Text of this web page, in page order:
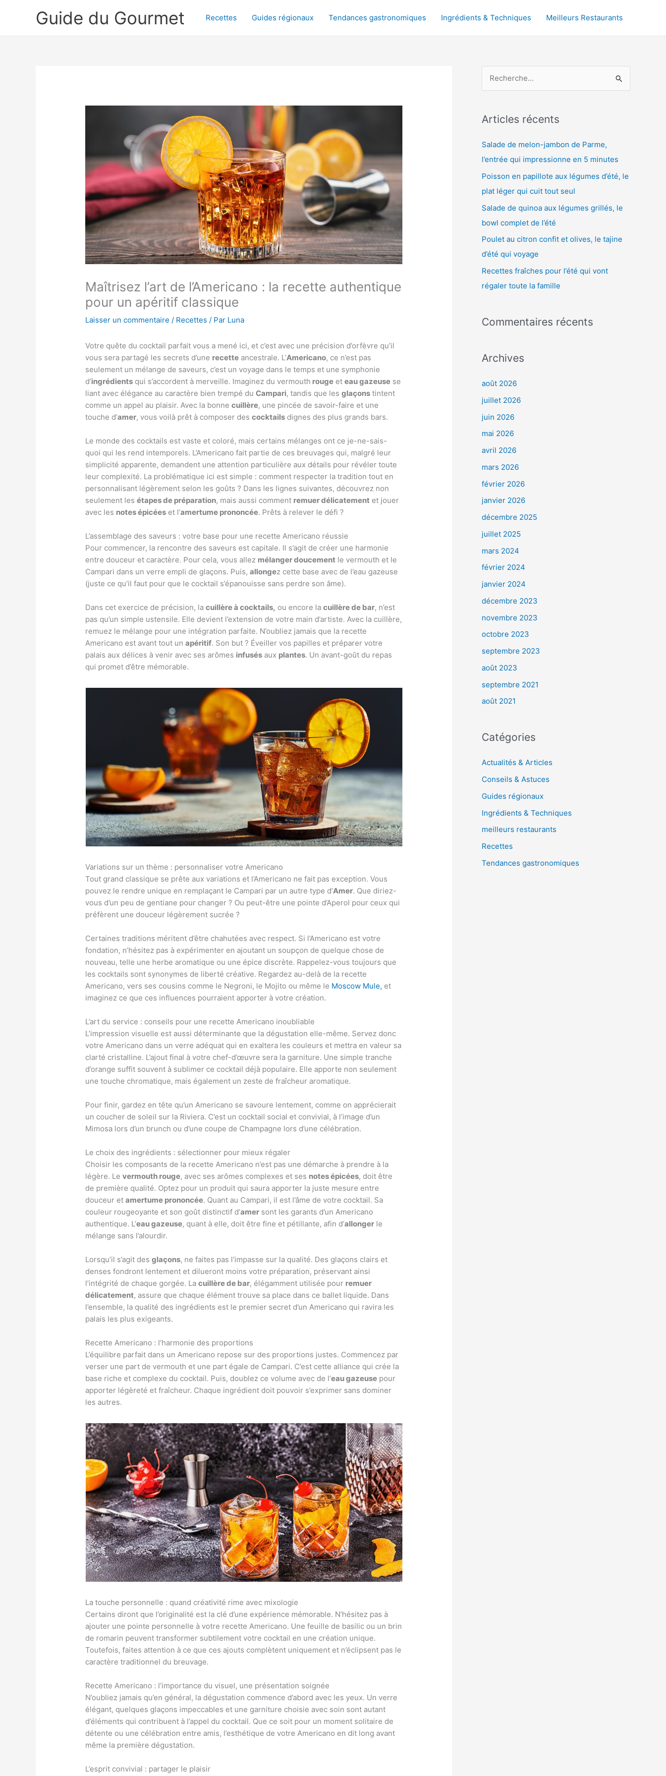
Guide du Gourmet Recettes Guides régionaux Tendances gastronomiques Ingrédients & Techniques Meilleurs Restaurants
Maîtrisez l’art de l’Americano : la recette authentique
pour un apéritif classique
Laisser un commentaire / Recettes / Par Luna
Votre quête du cocktail parfait vous a mené ici, et c’est avec une précision d’orfèvre qu’il
vous sera partagé les secrets d’une recette ancestrale. L’Americano, ce n’est pas
seulement un mélange de saveurs, c’est un voyage dans le temps et une symphonie
d’ingrédients qui s’accordent à merveille. Imaginez du vermouth rouge eteau gazeuse se
liant avec élégance au caractère bien trempé duCampari, tandis que lesglaçons tintent
comme un appel au plaisir. Avec la bonnecuillère, une pincée de savoir-faire et une
touche d’amer, vous voilà prêt à composer descocktails dignes des plus grands bars.
Le monde des cocktails est vaste et coloré, mais certains mélanges ont ce je-ne-sais-
quoi qui les rend intemporels. L’Americano fait partie de ces breuvages qui, malgré leur
simplicité apparente, demandent une attention particulière aux détails pour révéler toute
leur complexité. La problématique ici est simple : comment respecter la tradition tout en
personnalisant légèrement selon les goûts ? Dans les lignes suivantes, découvrez non
seulement lesétapes de préparation, mais aussi comment remuer délicatement et jouer
avec les notes épicées et l’amertume prononcée. Prêts à relever le défi ?
L’assemblage des saveurs : votre base pour une recette Americano réussie
Pour commencer, la rencontre des saveurs est capitale. Il s’agit de créer une harmonie
entre douceur et caractère. Pour cela, vous allez mélanger doucement le vermouth et le
Campari dans un verre empli de glaçons. Puis,allongez cette base avec de l’eau gazeuse
(juste ce qu’il faut pour que le cocktail s’épanouisse sans perdre son âme).
Dans cet exercice de précision, lacuillère à cocktails, ou encore lacuillère de bar, n’est
pas qu’un simple ustensile. Elle devient l’extension de votre main d’artiste. Avec la cuillère,
remuez le mélange pour une intégration parfaite. N’oubliez jamais que la recette
Americano est avant tout unapéritif. Son but ? Éveiller vos papilles et préparer votre
palais aux délices à venir avec ses arômes infusés aux plantes. Un avant-goût du repas
qui promet d’être mémorable.
Variations sur un thème : personnaliser votre Americano
Tout grand classique se prête aux variations et l’Americano ne fait pas exception. Vous
pouvez le rendre unique en remplaçant le Campari par un autre type d’Amer. Que diriez-
vous d’un peu de gentiane pour changer ? Ou peut-être une pointe d’Aperol pour ceux qui
préfèrent une douceur légèrement sucrée ?
Certaines traditions méritent d’être chahutées avec respect. Si l’Americano est votre
fondation, n’hésitez pas à expérimenter en ajoutant un soupçon de quelque chose de
nouveau, telle une herbe aromatique ou une épice discrète. Rappelez-vous toujours que
les cocktails sont synonymes de liberté créative. Regardez au-delà de la recette
Americano, vers ses cousins comme le Negroni, le Mojito ou même le Moscow Mule, et
imaginez ce que ces influences pourraient apporter à votre création.
L’art du service : conseils pour une recette Americano inoubliable
L’impression visuelle est aussi déterminante que la dégustation elle-même. Servez donc
votre Americano dans un verre adéquat qui en exaltera les couleurs et mettra en valeur sa
clarté cristalline. L’ajout final à votre chef-d’œuvre sera la garniture. Une simple tranche
d’orange suffit souvent à sublimer ce cocktail déjà populaire. Elle apporte non seulement
une touche chromatique, mais également un zeste de fraîcheur aromatique.
Pour finir, gardez en tête qu’un Americano se savoure lentement, comme on apprécierait
un coucher de soleil sur la Riviera. C’est un cocktail social et convivial, à l’image d’un
Mimosa lors d’un brunch ou d’une coupe de Champagne lors d’une célébration.
Le choix des ingrédients : sélectionner pour mieux régaler
Choisir les composants de la recette Americano n’est pas une démarche à prendre à la
légère. Levermouth rouge, avec ses arômes complexes et ses notes épicées, doit être
de première qualité. Optez pour un produit qui saura apporter la juste mesure entre
douceur etamertume prononcée. Quant au Campari, il est l’âme de votre cocktail. Sa
couleur rougeoyante et son goût distinctif d’amer sont les garants d’un Americano
authentique. L’eau gazeuse, quant à elle, doit être fine et pétillante, afin d’allonger le
mélange sans l’alourdir.
Lorsqu’il s’agit desglaçons, ne faites pas l’impasse sur la qualité. Des glaçons clairs et
denses fondront lentement et dilueront moins votre préparation, préservant ainsi
l’intégrité de chaque gorgée. Lacuillère de bar, élégamment utilisée pour remuer
délicatement, assure que chaque élément trouve sa place dans ce ballet liquide. Dans
l’ensemble, la qualité des ingrédients est le premier secret d’un Americano qui ravira les
palais les plus exigeants.
Recette Americano : l’harmonie des proportions
L’équilibre parfait dans un Americano repose sur des proportions justes. Commencez par
verser une part de vermouth et une part égale de Campari. C’est cette alliance qui crée la
base riche et complexe du cocktail. Puis, doublez ce volume avec de l’eau gazeuse pour
apporter légèreté et fraîcheur. Chaque ingrédient doit pouvoir s’exprimer sans dominer
les autres.
La touche personnelle : quand créativité rime avec mixologie
Certains diront que l’originalité est la clé d’une expérience mémorable. N’hésitez pas à
ajouter une pointe personnelle à votre recette Americano. Une feuille de basilic ou un brin
de romarin peuvent transformer subtilement votre cocktail en une création unique.
Toutefois, faites attention à ce que ces ajouts complètent uniquement et n’éclipsent pas le
caractère traditionnel du breuvage.
Recette Americano : l’importance du visuel, une présentation soignée
N’oubliez jamais qu’en général, la dégustation commence d’abord avec les yeux. Un verre
élégant, quelques glaçons impeccables et une garniture choisie avec soin sont autant
d’éléments qui contribuent à l’appel du cocktail. Que ce soit pour un moment solitaire de
détente ou une célébration entre amis, l’esthétique de votre Americano en dit long avant
même la première dégustation.
L’esprit convivial : partager le plaisir
h
r
c
h
e
r
:
Articles récents
Salade de melon-jambon de Parme,
l’entrée qui impressionne en 5 minutes
Poisson en papillote aux légumes d’été, le
plat léger qui cuit tout seul
Salade de quinoa aux légumes grillés, le
bowl complet de l’été
Poulet au citron confit et olives, le tajine
d’été qui voyage
Recettes fraîches pour l’été qui vont
régaler toute la famille
Commentaires récents
Archives
août 2026
juillet 2026
juin 2026
mai 2026
avril 2026
mars 2026
février 2026
janvier 2026
décembre 2025
juillet 2025
mars 2024
février 2024
janvier 2024
décembre 2023
novembre 2023
octobre 2023
septembre 2023
août 2023
septembre 2021
août 2021
Catégories
Actualités & Articles
Conseils & Astuces
Guides régionaux
Ingrédients & Techniques
meilleurs restaurants
Recettes
Tendances gastronomiques